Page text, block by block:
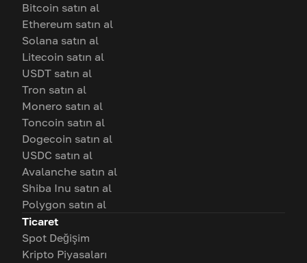
Bitcoin satın al
Ethereum satın al
Solana satın al
Litecoin satın al
USDT satın al
Tron satın al
Monero satın al
Toncoin satın al
Dogecoin satın al
USDC satın al
Avalanche satın al
Shiba Inu satın al
Polygon satın al
Ticaret
Spot Değişim
Kripto Piyasaları